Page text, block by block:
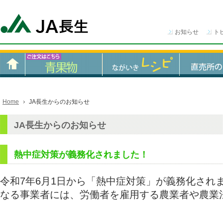
お知らせ ト
Home JA長生からのお知らせ
JA長生からのお知らせ
熱中症対策が義務化されました！
令和7年6月1日から「熱中症対策」が義務化され
なる事業者には、労働者を雇用する農業者や農